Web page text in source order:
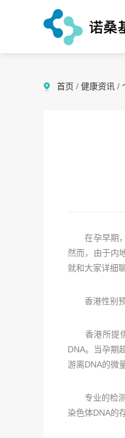
首页 / 健康资讯 /
在孕早期，
然而，由于内
就和大家详细
香港性别预
香港所提供
DNA。当孕期
游离DNA的微
专业的检测
染色体DNA的